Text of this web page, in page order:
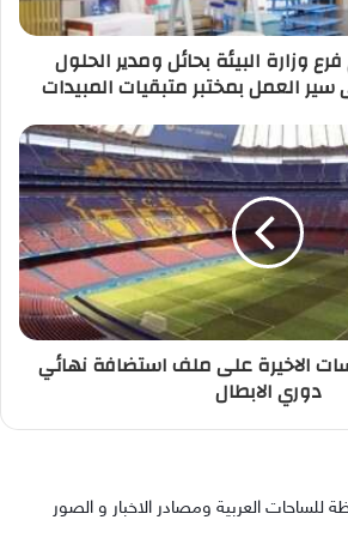
وزارة البيئة بحائل ومدير الحلول
سير العمل بمختبر متبقيات المبيدات
الاخيرة على ملف استضافة نهائي
دوري الابطال
العربية ومصادر الاخبار و الصور